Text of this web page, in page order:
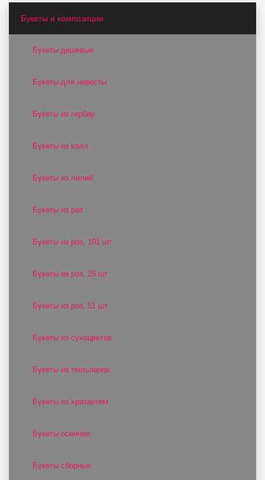
Букеты и композиции
Букеты дешевые
Букеты для невесты
Букеты из гербер
Букеты из калл
Букеты из лилий
Букеты из роз
Букеты из роз, 101 шт
Букеты из роз, 25 шт
Букеты из роз, 51 шт
Букеты из сухоцветов
Букеты из тюльпанов
Букеты из хризантем
Букеты осенние
Букеты сборные